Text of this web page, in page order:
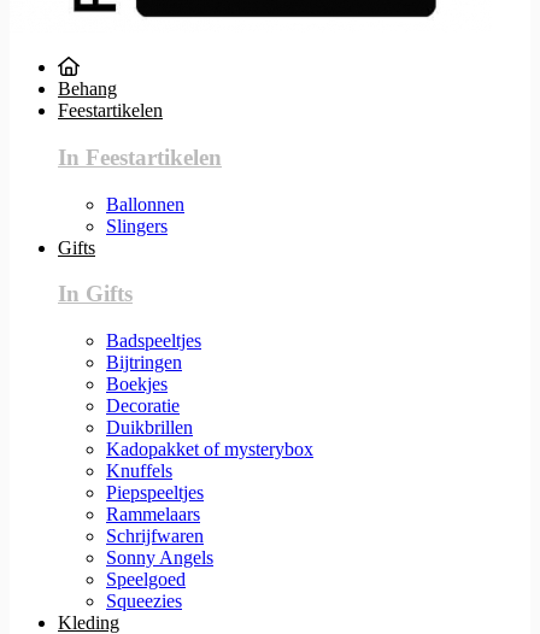
Behang
Feestartikelen
In Feestartikelen
Ballonnen
Slingers
Gifts
In Gifts
Badspeeltjes
Bijtringen
Boekjes
Decoratie
Duikbrillen
Kadopakket of mysterybox
Knuffels
Piepspeeltjes
Rammelaars
Schrijfwaren
Sonny Angels
Speelgoed
Squeezies
Kleding